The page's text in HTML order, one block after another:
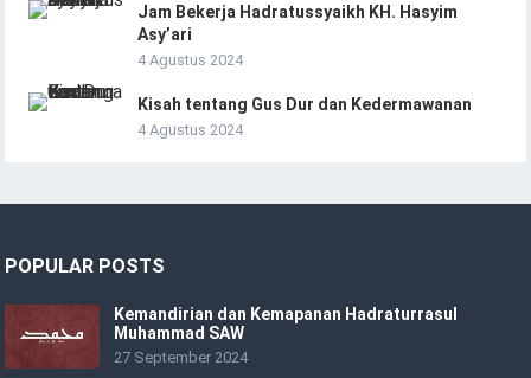
Jam Bekerja Hadratussyaikh KH. Hasyim
Asy’ari
4 Agustus 2024
Kisah tentang Gus Dur dan Kedermawanan
4 Agustus 2024
POPULAR POSTS
Kemandirian dan Kemapanan Hadraturrasul
Muhammad SAW
27 September 2024